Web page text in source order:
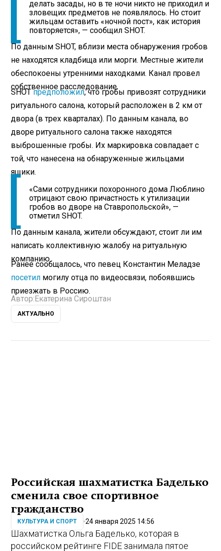
делать засады, но в те ночи никто не приходил и
зловещих предметов не появлялось. Но стоит
жильцам оставить «ночной пост», как история
повторяется», — сообщил SHOT.
По данным SHOT, вблизи места обнаружения гробов
не находятся кладбища или морги. Местные жители
обеспокоены утренними находками. Канал провел
собственное расследование.
SHOTпредположил, что гробы привозят сотрудники
ритуального салона, который расположен в 2 км от
двора (в трех кварталах). По данным канала, во
дворе ритуального салона также находятся
выброшенные гробы. Их маркировка совпадает с
той, что нанесена на обнаруженные жильцами
ящики.
«Сами сотрудники похоронного дома Люблино
отрицают свою причастность к утилизации
гробов во дворе на Ставропольской», —
отметил SHOT.
По данным канала, жители обсуждают, стоит ли им
написать коллективную жалобу на ритуальную
компанию.
Ранее сообщалось, что певец Константин Меладзе
посетил могилу отца по видеосвязи, побоявшись
приезжать в Россию.
Автор: Екатерина Сироштан
АКТУАЛЬНО
Российская шахматистка Баделько
сменила свое спортивное
гражданство
КУЛЬТУРА И СПОРТ 24 января 2025 14:56
Шахматистка Ольга Баделько, которая в
российском рейтинге FIDE занимала пятое